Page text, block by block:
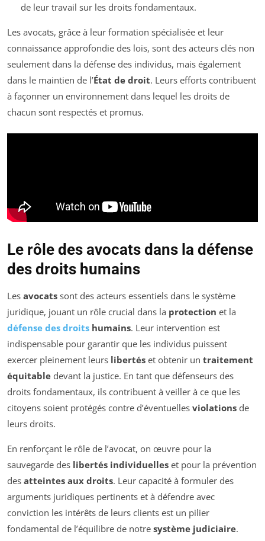
de leur travail sur les droits fondamentaux.
Les avocats, grâce à leur formation spécialisée et leur
connaissance approfondie des lois, sont des acteurs clés non
seulement dans la défense des individus, mais également
dans le maintien de l’État de droit. Leurs efforts contribuent
à façonner un environnement dans lequel les droits de
chacun sont respectés et promus.
Le rôle des avocats dans la défense
des droits humains
Les avocats sont des acteurs essentiels dans le système
juridique, jouant un rôle crucial dans la protection et la
défense des droits humains. Leur intervention est
indispensable pour garantir que les individus puissent
exercer pleinement leurs libertés et obtenir un traitement
équitable devant la justice. En tant que défenseurs des
droits fondamentaux, ils contribuent à veiller à ce que les
citoyens soient protégés contre d’éventuelles violations de
leurs droits.
En renforçant le rôle de l’avocat, on œuvre pour la
sauvegarde des libertés individuelles et pour la prévention
des atteintes aux droits. Leur capacité à formuler des
arguments juridiques pertinents et à défendre avec
conviction les intérêts de leurs clients est un pilier
fondamental de l’équilibre de notre système judiciaire.